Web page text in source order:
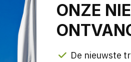
ONZE
De nieuwste